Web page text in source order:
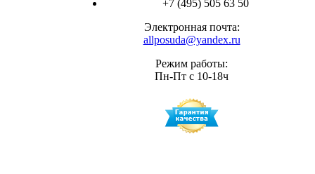
+7 (495) 505 63 50
Электронная почта:
allposuda@yandex.ru
Режим работы:
Пн-Пт с 10-18ч